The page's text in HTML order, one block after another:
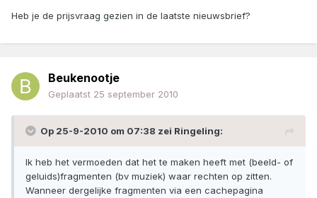
Heb je de prijsvraag gezien in de laatste nieuwsbrief?
Beukenootje
Geplaatst 25 september 2010
Op 25-9-2010 om 07:38 zei Ringeling:
Ik heb het vermoeden dat het te maken heeft met (beeld- of
geluids)fragmenten (bv muziek) waar rechten op zitten.
Wanneer dergelijke fragmenten via een cachepagina